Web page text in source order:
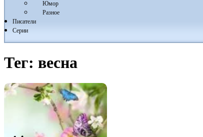
Юмор
Разное
Писатели
Серии
Тег: весна